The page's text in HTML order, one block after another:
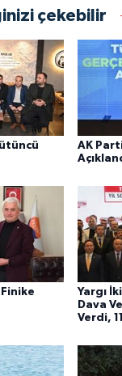
çekebilir
AK
Yargı
Dava
Verdi,